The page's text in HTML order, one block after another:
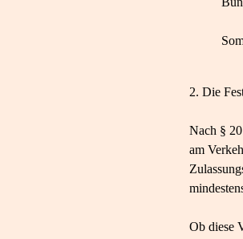
2. Die
Nach §
am
Ob diese